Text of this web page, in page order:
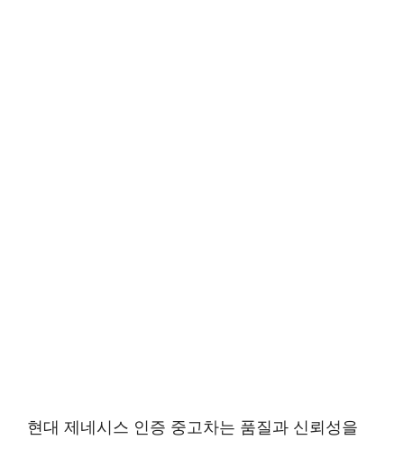
현대 제네시스 인증 중고차는 품질과 신뢰성을